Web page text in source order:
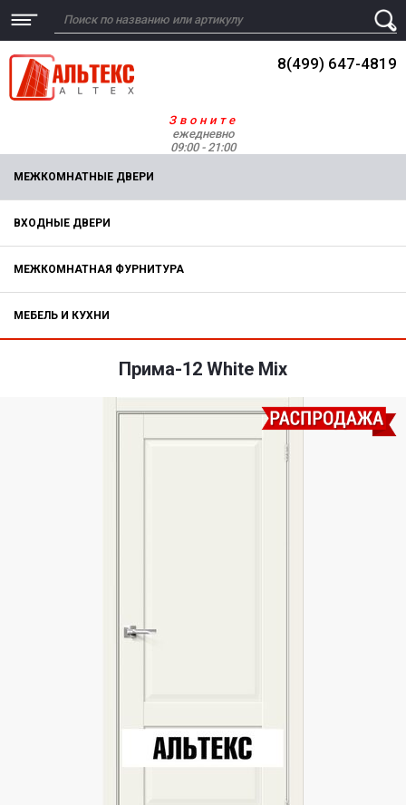
8(499) 647-4819
Звоните
ежедневно
09:00 - 21:00
МЕЖКОМНАТНЫЕ ДВЕРИ
ВХОДНЫЕ ДВЕРИ
МЕЖКОМНАТНАЯ ФУРНИТУРА
МЕБЕЛЬ И КУХНИ
Прима-12 White Mix